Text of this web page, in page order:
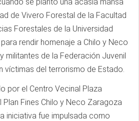
de Vivero Forestal de la Facultad
Forestales de la Universidad
rendir homenaje a Chilo y Neco
militantes de la Federación Juvenil
víctimas del terrorismo de Estado.
por el Centro Vecinal Plaza
Plan Fines Chilo y Neco Zaragoza
iniciativa fue impulsada como